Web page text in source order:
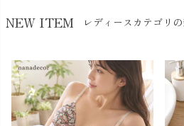
NEW ITEM レディースカテゴリ